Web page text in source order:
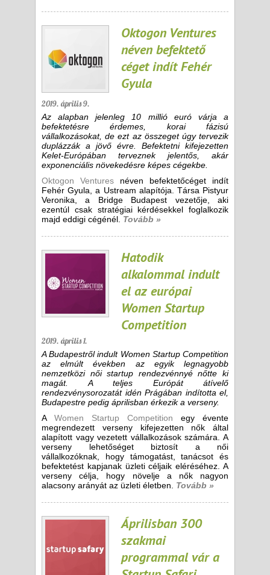
Oktogon Ventures
néven befektető
céget indít Fehér
Gyula
2019. április 9.
Az alapban jelenleg 10 millió euró várja a
befektetésre érdemes, korai fázisú
vállalkozásokat, de ezt az összeget úgy tervezik
duplázzák a jövő évre. Befektetni kifejezetten
Kelet-Európában terveznek jelentős, akár
exponenciális növekedésre képes cégekbe.
Oktogon Ventures néven befektetőcéget indít
Fehér Gyula, a Ustream alapítója. Társa Pistyur
Veronika, a Bridge Budapest vezetője, aki
ezentúl csak stratégiai kérdésekkel foglalkozik
majd eddigi cégénél. Tovább »
Hatodik
alkalommal indult
el az európai
Women Startup
Competition
2019. április 1.
A Budapestről indult Women Startup Competition
az elmúlt években az egyik legnagyobb
nemzetközi női startup rendezvénnyé nőtte ki
magát. A teljes Európát átívelő
rendezvénysorozatát idén Prágában indította el,
Budapestre pedig áprilisban érkezik a verseny.
A Women Startup Competition egy évente
megrendezett verseny kifejezetten nők által
alapított vagy vezetett vállalkozások számára. A
verseny lehetőséget biztosít a női
vállalkozóknak, hogy támogatást, tanácsot és
befektetést kapjanak üzleti céljaik eléréséhez. A
verseny célja, hogy növelje a nők nagyon
alacsony arányát az üzleti életben.
Tovább »
Áprilisban 300
szakmai
programmal vár a